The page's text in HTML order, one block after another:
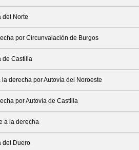
del Norte
por Circunvalación de Burgos
de Castilla
derecha por Autovía del Noroeste
por Autovía de Castilla
a la derecha
del Duero